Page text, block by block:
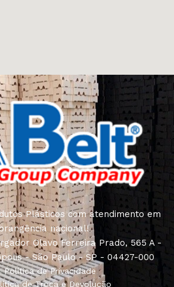
Plásticos com atendimento em
nacional!
Olavo Ferreira Prado, 565 A -
- São Paulo - SP - 04427-000
Política de Privacidade
de Troca e Devolução